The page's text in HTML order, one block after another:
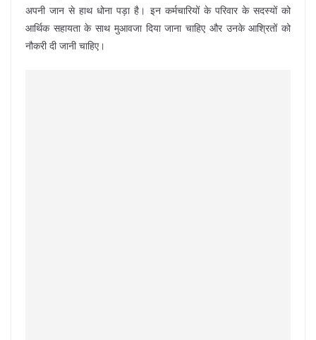
अपनी जान से हाथ धोना पड़ा है। इन कर्मचारियों के परिवार के सदस्यों को
आर्थिक सहायता के साथ मुआवजा दिया जाना चाहिए और उनके आश्रितों को
नौकरी दी जानी चाहिए।